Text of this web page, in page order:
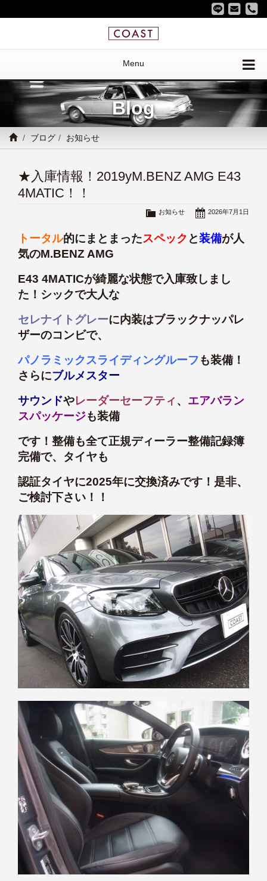
Menu
Blog
ブログ お知らせ
★入庫情報！2019yM.BENZ AMG E43
4MATIC！！
2026年7月1日
お知らせ
トータル的にまとまったスペック と装備が人
気のM.BENZ AMG
E43 4MATICが綺麗な状態で入庫致しまし
た！シックで大人な
セレナイトグレーに内装はブラックナッパレ
ザーのコンビで、
パノラミックスライディングルーフも装備！
さらにブルメスター
サウンドやレーダーセーフティ 、 エアバラン
スパッケージも装備
です！整備も全て正規ディーラー整備記録簿
完備で、タイヤも
認証タイヤに2025年に交換済みです！是非、
ご検討下さい！！